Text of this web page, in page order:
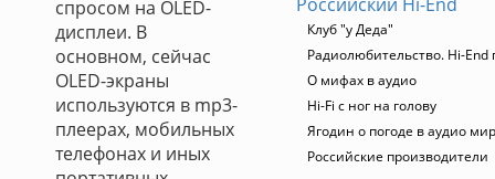
спросом на OLED-
дисплеи. В
основном, сейчас
OLED-экраны
используются в mp3-
плеерах, мобильных
телефонах и иных
Клуб "у Деда"
Радиолюбительство. Hi-End
О мифах в аудио
Hi-Fi с ног на голову
Ягодин о погоде в аудио
Российские производители